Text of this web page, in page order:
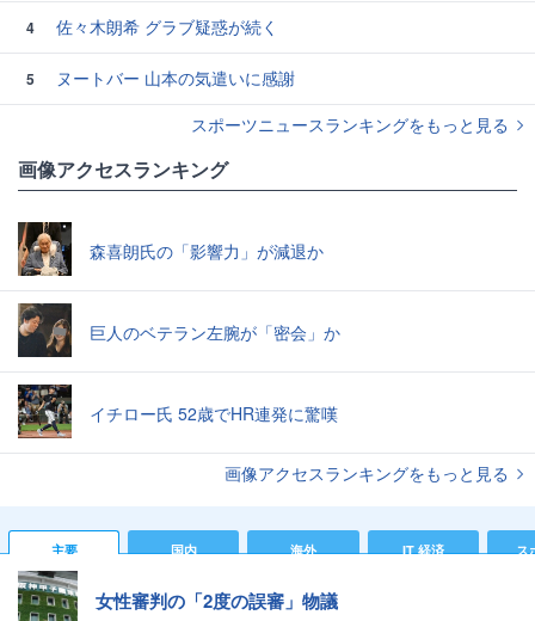
4 佐々木朗希 グラブ疑惑が続く
5
ヌートバー 山本の気遣いに感謝
スポーツニュースランキングをもっと見る
画像アクセスランキング
森喜朗氏の「影響力」が減退か
巨人のベテラン左腕が「密会」か
イチロー氏 52歳でHR連発に驚嘆
画像アクセスランキングをもっと見る
主要 国内 海外 IT 経済 ス
女性審判の「2度の誤審」物議